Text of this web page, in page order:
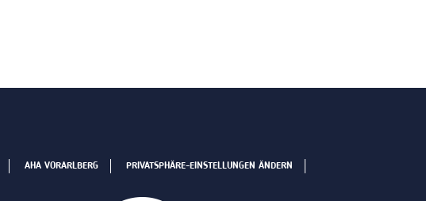
AHA VORARLBERG
PRIVATSPHÄRE-EINSTELLUNGEN ÄNDERN